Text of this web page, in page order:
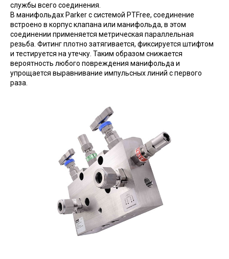
службы всего соединения.
В манифольдах Parker с системой PTFree, соединение
встроено в корпус клапана или манифольда, в этом
соединении применяется метрическая параллельная
резьба. Фитинг плотно затягивается, фиксируется штифтом
и тестируется на утечку. Таким образом снижается
вероятность любого повреждения манифольда и
упрощается выравнивание импульсных линий с первого
раза.